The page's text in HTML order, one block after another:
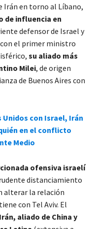
Irán en torno al Líbano,
de influencia en
defensor de Israel y
el primer ministro
su aliado más
Milei, de origen
de Buenos Aires con
Unidos con Israel, Irán
en el conflicto
Medio
ofensiva israelí
distanciamiento
alterar la relación
con Tel Aviv. El
Irán, aliado de China y